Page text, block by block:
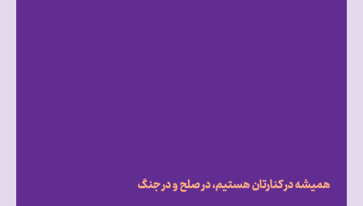
همیشه در کنارتان هستیم، در صلح و در جنگ